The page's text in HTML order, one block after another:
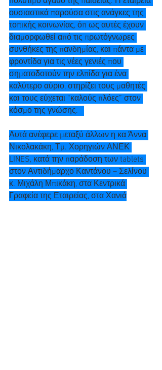
ουσιαστικά παρούσα στις ανάγκες της
τοπικής κοινωνίας, όπ ως αυτές έχουν
διαμορφωθεί από τις πρωτόγνωρες
συνθήκες της πανδημίας, και πάντα με
φροντίδα για τις νέες γενιές που
σηματοδοτούν την ελπίδα για ένα
καλύτερο αύριο, στηρίζει τους μαθητές
και τους εύχεται “καλούς πλόες” στον
κόσμο της γνώσης.
Αυτά ανέφερε μεταξύ άλλων η κα Άννα
Νικολακάκη, Τμ. Χορηγιών ΑΝΕΚ
LINES, κατά την παράδοση των tablets
στον Αντιδήμαρχο Καντάνου – Σελίνου
κ. Μιχάλη Μπικάκη, στα Κεντρικά
Γραφεία της Εταιρείας, στα Χανιά